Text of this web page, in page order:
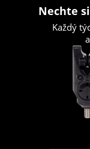
Nechte
Každý